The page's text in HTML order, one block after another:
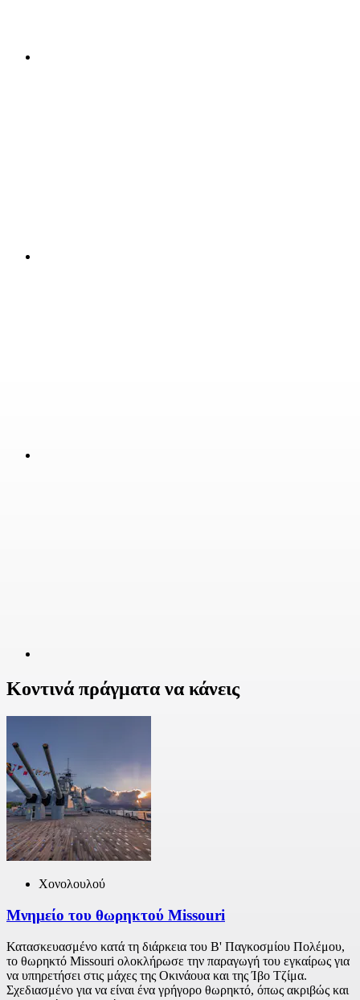
Κοντινά πράγματα να κάνεις
Χονολουλού
Μνημείο του θωρηκτού Missouri
Κατασκευασμένο κατά τη διάρκεια του Β' Παγκοσμίου Πολέμου,
το θωρηκτό Missouri ολοκλήρωσε την παραγωγή του εγκαίρως για
να υπηρετήσει στις μάχες της Οκινάουα και της Ίβο Τζίμα.
Σχεδιασμένο για να είναι ένα γρήγορο θωρηκτό, όπως ακριβώς και